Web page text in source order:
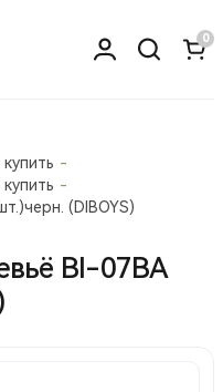
0
(DIBOYS)
BI-07BA